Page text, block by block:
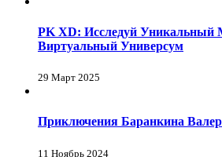
PK XD: Исследуй Уникальный
Виртуальный Универсум
29 Март 2025
Приключения Баранкина
11 Ноябрь 2024